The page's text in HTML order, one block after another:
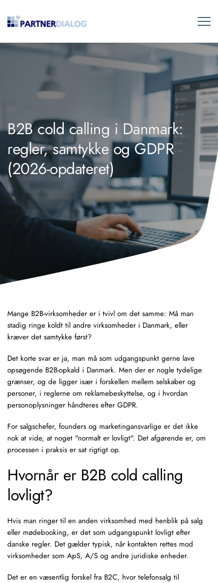
B2B cold calling i Danmark:
regler, samtykke og GDPR
(2026-opdateret)
Mange B2B-virksomheder er i tvivl om det samme: Må man
stadig ringe koldt til andre virksomheder i Danmark, eller
kræver det samtykke først?
Det korte svar er ja, man må som udgangspunkt gerne lave
opsøgende B2B-opkald i Danmark. Men der er nogle tydelige
grænser, og de ligger især i forskellen mellem selskaber og
personer, i reglerne om reklamebeskyttelse, og i hvordan
personoplysninger håndteres efter GDPR.
For salgschefer, founders og marketingansvarlige er det ikke
nok at vide, at noget "normalt er lovligt". Det afgørende er, om
processen i praksis er sat rigtigt op.
Hvornår er B2B cold calling
lovligt?
Hvis man ringer til en anden virksomhed med henblik på salg
eller mødebooking, er det som udgangspunkt lovligt efter
danske regler. Det gælder typisk, når kontakten rettes mod
virksomheder som ApS, A/S og andre juridiske enheder.
Det er en væsentlig forskel fra B2C, hvor telefonsalg til